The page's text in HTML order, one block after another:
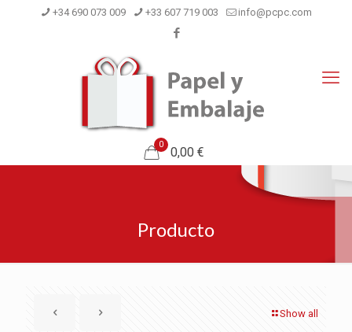
+34 690 073 009 +33 607 719 003 info@pcpc.com
0
0,00 €
Producto
Show all